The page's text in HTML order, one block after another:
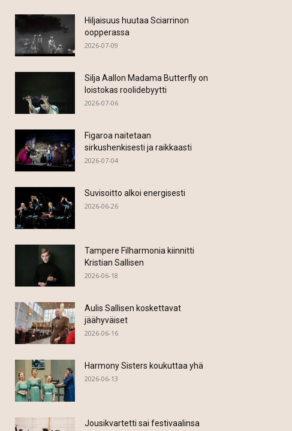
Hiljaisuus huutaa Sciarrinon
oopperassa
2026-07-09
Silja Aallon Madama Butterfly on
loistokas roolidebyytti
2026-07-06
Figaroa naitetaan
sirkushenkisesti ja raikkaasti
2026-07-04
Suvisoitto alkoi energisesti
2026-06-26
Tampere Filharmonia kiinnitti
Kristian Sallisen
2026-06-18
Aulis Sallisen koskettavat
jäähyväiset
2026-06-16
Harmony Sisters koukuttaa yhä
2026-06-13
Jousikvartetti sai festivaalinsa